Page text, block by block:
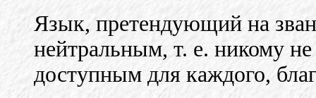
Язык, претендующий на
нейтральным, т. е. никому
доступным для каждого,